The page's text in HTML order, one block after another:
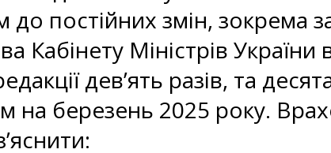
до постійних змін, зокрема
Кабінету Міністрів
дев’ять разів, та
на березень 2025 року.